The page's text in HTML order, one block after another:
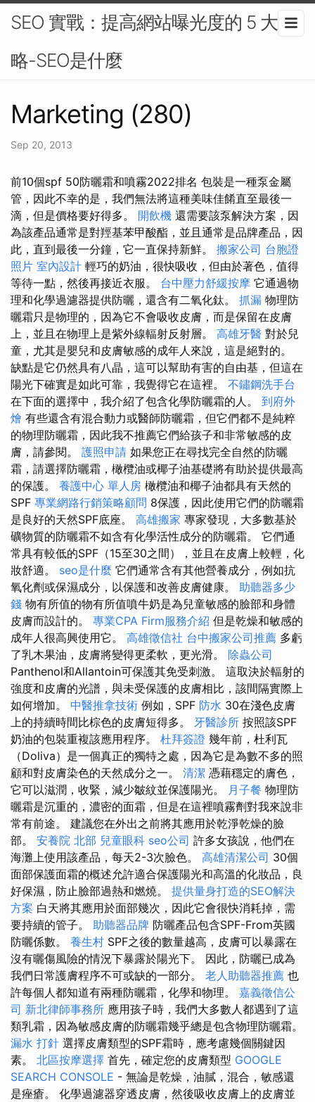
SEO 實戰：提高網站曝光度的 5 大策
略-SEO是什麼
Marketing (280)
Sep 20, 2013
前10個spf 50防曬霜和噴霧2022排名 包裝是一種泵金屬
管，因此不幸的是，我們無法將這種美味佳餚直至最後一
滴，但是價格要好得多。 開飲機 還需要該泵解決方案，因
為該產品通常是對羥基苯甲酸酯，並且通常是品牌產品，因
此，直到最後一分鐘，它一直保持新鮮。 搬家公司 台胞證
照片 室內設計 輕巧的奶油，很快吸收，但由於著色，值得
等待一點，然後再接近衣服。 台中壓力舒緩按摩 它通過物
理和化學過濾器提供防曬，還含有二氧化鈦。 抓漏 物理防
曬霜只是物理的，因為它不會吸收皮膚，而是保留在皮膚
上，並且在物理上是紫外線輻射反射層。 高雄牙醫 對於兒
童，尤其是嬰兒和皮膚敏感的成年人來說，這是絕對的。
缺點是它仍然具有八晶，這可以幫助有害的自由基，但這在
陽光下確實是如此可靠，我覺得它在這裡。 不鏽鋼洗手台
在下面的選擇中，我介紹了包含化學防曬霜的人。 到府外
燴 有些還含有混合動力或醫師防曬霜，但它們都不是純粹
的物理防曬霜，因此我不推薦它們給孩子和非常敏感的皮
膚，請參閱。 護照申請 如果您正在尋找完全自然的防曬
霜，請選擇防曬霜，橄欖油或椰子油基礎將有助於提供最高
的保護。 養護中心 單人房 橄欖油和椰子油都具有天然的
SPF 專業網路行銷策略顧問 8保護，因此使用它們的防曬霜
是良好的天然SPF底座。 高雄搬家 專家發現，大多數基於
礦物質的防曬霜不如含有化學活性成分的防曬霜。 它們通
常具有較低的SPF（15至30之間），並且在皮膚上較輕，化
妝舒適。 seo是什麼 它們通常含有其他營養成分，例如抗
氧化劑或保濕成分，以保護和改善皮膚健康。 助聽器多少
錢 物有所值的物有所值噴牛奶是為兒童敏感的臉部和身體
皮膚而設計的。 專業CPA Firm服務介紹 但是乾燥和敏感的
成年人很高興使用它。 高雄徵信社 台中搬家公司推薦 多虧
了乳木果油，皮膚將變得更柔軟，更光滑。 除蟲公司
Panthenol和Allantoin可保護其免受刺激。 這取決於輻射的
強度和皮膚的光譜，與未受保護的皮膚相比，該間隔實際上
如何增加。 中醫推拿技術 例如，SPF 防水 30在淺色皮膚
上的持續時間比棕色的皮膚短得多。 牙醫診所 按照該SPF
奶油的包裝重複該應用程序。 杜拜簽證 幾年前，杜利瓦
（Doliva）是一個真正的獨特之處，因為它是為數不多的照
顧和對皮膚染色的天然成分之一。 清潔 憑藉穩定的膚色，
它可以滋潤，收緊，減少皺紋並保護陽光。 月子餐 物理防
曬霜是沉重的，濃密的面霜，但是在這裡噴霧劑對我來說非
常有前途。 建議您在外出之前將其應用於乾淨乾燥的臉
部。 安養院 北部 兒童眼科 seo公司 許多女孩說，他們在
海灘上使用該產品，每天2-3次臉色。 高雄清潔公司 30個
面部保護面霜的概述允許適合保護陽光和高溫的化妝品，良
好保濕，防止臉部過熱和燃燒。 提供量身打造的SEO解決
方案 白天將其應用於面部幾次，因此它會很快消耗掉，需
要持續的管子。 助聽器品牌 防曬產品包含SPF-From英國
防曬係數。 養生村 SPF之後的數量越高，皮膚可以暴露在
沒有曬傷風險的情況下暴露於陽光下。 因此，防曬已成為
我們日常護膚程序不可或缺的一部分。 老人助聽器推薦 也
許每個人都知道有兩種防曬霜，化學和物理。 嘉義徵信公
司 新北律師事務所 應用孩子時，我們大多數人都遇到了這
類乳霜，因為敏感皮膚的防曬霜幾乎總是包含物理防曬霜。
漏水 打針 選擇皮膚類型的SPF霜時，應考慮幾個關鍵因
素。 北區按摩選擇 首先，確定您的皮膚類型 GOOGLE
SEARCH CONSOLE - 無論是乾燥，油膩，混合，敏感還
是痤瘡。 化學過濾器穿透皮膚，然後吸收皮膚上的皮膚並